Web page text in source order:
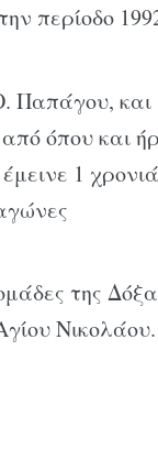
περίοδο
Παπάγου, και
όπου και
1 χρονιά
της
Νικολάου.